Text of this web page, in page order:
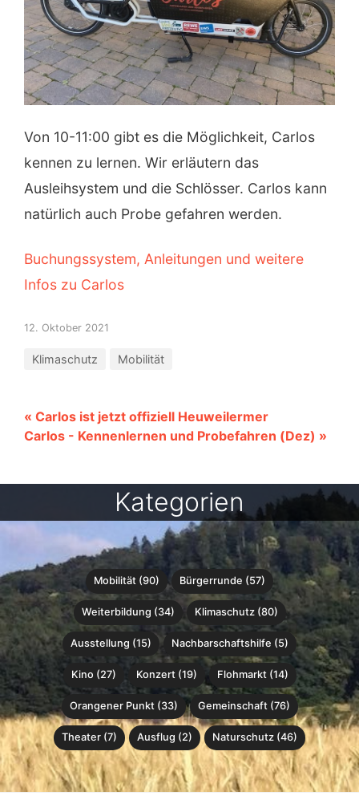
Von 10-11:00 gibt es die Möglichkeit, Carlos
kennen zu lernen. Wir erläutern das
Ausleihsystem und die Schlösser. Carlos kann
natürlich auch Probe gefahren werden.
Buchungssystem, Anleitungen und weitere
Infos zu Carlos
12. Oktober 2021
Klimaschutz Mobilität
« Carlos ist jetzt offiziell Heuweilermer
Carlos - Kennenlernen und Probefahren (Dez) »
Kategorien
Mobilität (90) Bürgerrunde (57)
Weiterbildung (34) Klimaschutz (80)
Ausstellung (15) Nachbarschaftshilfe (5)
Kino (27) Konzert (19) Flohmarkt (14)
Orangener Punkt (33) Gemeinschaft (76)
Theater (7) Ausflug (2) Naturschutz (46)